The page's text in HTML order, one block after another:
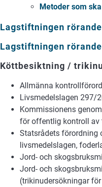
Metoder som
Lagstiftningen
Lagstiftningen
Köttbesiktning /
Allmänna
Livsmedelslagen 297/
Kommissionens
för offentlig kontroll av
Statsrådets förordning
livsmedelslagen,
Jord- och
Jord- och
(trikinudersökningar